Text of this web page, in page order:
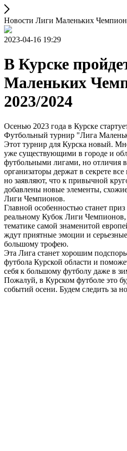
Новости Лиги Маленьких
2023-04-16 19:29
В Курске
Маленьких
2023/2024
Осенью 2023 года в Курске
Футбольный турнир "Лига
Этот турнир для Курска новый.
уже существующими в городе и
футбольными лигами, но отличия
организаторы держат в секрете
но заявляют, что к привычной
добавлены новые элементы,
Лиги Чемпионов.
Главной особенностью станет
реальному Кубок Лиги
тематике самой знаменитой
ждут приятные эмоции и
большому трофею.
Эта Лига станет хорошим
футбола Курской области и
себя к большому футболу даже в
Пожалуй, в Курском футболе это
событий осени. Будем следить за